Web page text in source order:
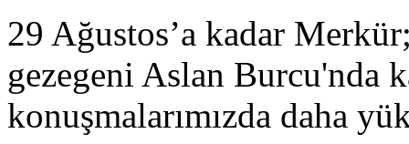
29 Ağustos’a kadar
gezegeni Aslan Burcu'nda
konuşmalarımızda daha